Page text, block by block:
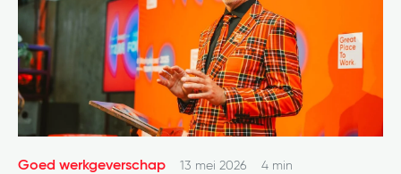
Goed werkgeverschap 13 mei 2026 4 min